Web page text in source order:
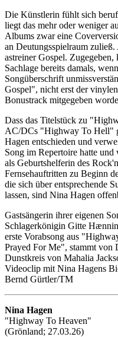
Die Künstlerin fühlt sich
liegt das mehr oder weniger
Albums zwar eine
an Deutungsspielraum
astreiner Gospel. Zugegeben,
Sachlage bereits damals,
Songüberschrift
Gospel", nicht erst der
Bonustrack mitgegeben
Dass das Titelstück zu
AC/DCs "Highway To Hell"
Hagen entschieden und
Song im Repertoire hatte und
als Geburtshelferin des
Fernsehauftritten zu Beginn
die sich über entsprechende
lassen, sind Nina Hagen
Gastsängerin ihrer eigenen
Schlagerkönigin Gitte
erste Vorabsong aus
Prayed For Me", stammt von
Dunstkreis von Mahalia
Videoclip mit Nina Hagens
Bernd Gürtler/TM
Nina Hagen
"Highway To Heaven"
(Grönland; 27.03.26)